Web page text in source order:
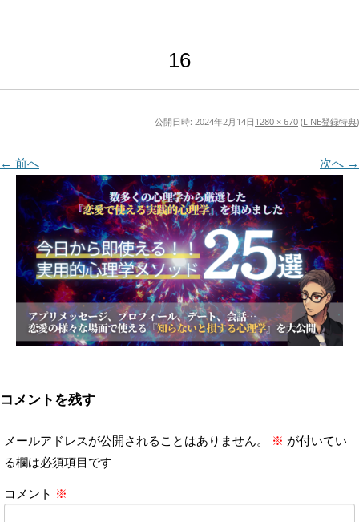
16
公開日時: 2024年2月14日 1280 × 670 (LINE登録特典)
← 前へ 次へ →
コメントを残す
メールアドレスが公開されることはありません。 ※ が付いてい
る欄は必須項目です
コメント ※